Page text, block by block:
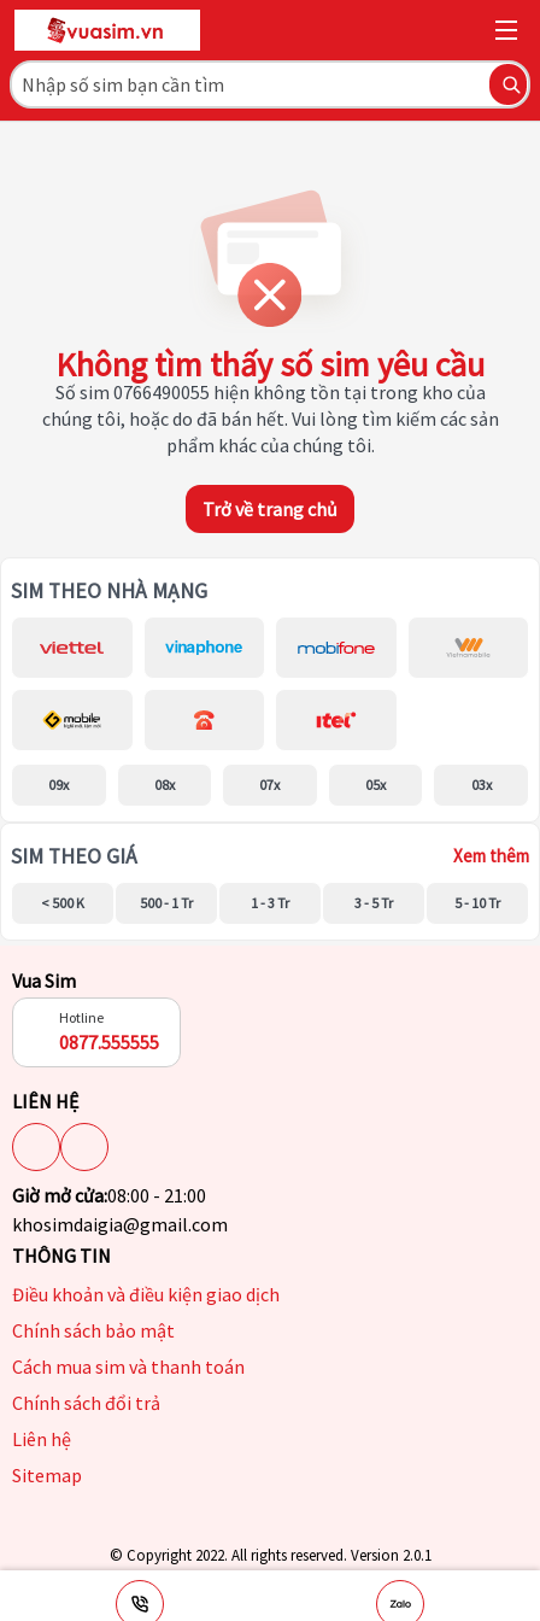
Không tìm thấy số sim yêu cầu
Số sim 0766490055 hiện không tồn tại trong kho của
chúng tôi, hoặc do đã bán hết. Vui lòng tìm kiếm các sản
phẩm khác của chúng tôi.
Trở về trang chủ
SIM THEO NHÀ MẠNG
09x 08x 07x 05x 03x
SIM THEO GIÁ Xem thêm
< 500 K 500 - 1 Tr 1 - 3 Tr 3 - 5 Tr 5 - 10 Tr
Vua Sim
Hotline
0877.555555
LIÊN HỆ
Giờ mở cửa:08:00 - 21:00
khosimdaigia@gmail.com
THÔNG TIN
Điều khoản và điều kiện giao dịch
Chính sách bảo mật
Cách mua sim và thanh toán
Chính sách đổi trả
Liên hệ
Sitemap
© Copyright 2022. All rights reserved. Version 2.0.1